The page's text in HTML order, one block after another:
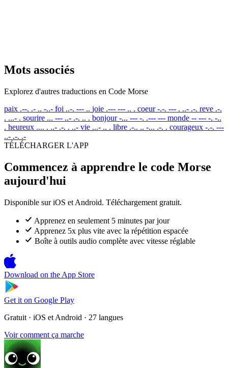
Mots associés
Explorez d'autres traductions en Code Morse
paix .--. .- .. -..- foi ..-. --- .. joie .--- --- .. . coeur -.-. --- . ..- .-. reve .-.
. ...- . sourire ... --- ..- .-. .. . bonjour -... --- -. .--- --- monde -- --- -. -..
. heureux .... . ..- .-. . ..- vie ...- .. . libre .-.. .. -... .-. . courageux -.-. ---
..- .-. .-
TÉLÉCHARGER L'APP
Commencez à apprendre le code Morse
aujourd'hui
Disponible sur iOS et Android. Téléchargement gratuit.
Apprenez en seulement 5 minutes par jour
Apprenez 5x plus vite avec la répétition espacée
Boîte à outils audio complète avec vitesse réglable
Download on the App Store
Get it on Google Play
Gratuit · iOS et Android · 27 langues
Voir comment ça marche